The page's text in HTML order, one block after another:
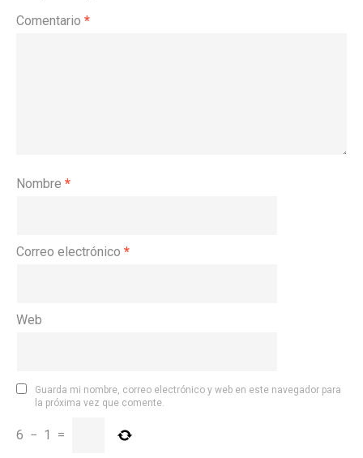
Comentario *
Nombre *
Correo electrónico *
Web
Guarda mi nombre, correo electrónico y web en este navegador para
la próxima vez que comente.
6 − 1 =